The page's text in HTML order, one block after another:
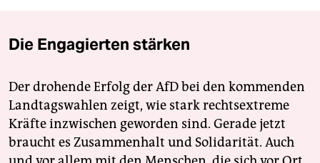
Die Engagierten stärken
Der drohende Erfolg der AfD bei den kommenden
Landtagswahlen zeigt, wie stark rechtsextreme
Kräfte inzwischen geworden sind. Gerade jetzt
braucht es Zusammenhalt und Solidarität. Auch